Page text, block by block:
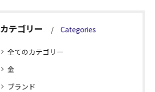
カテゴリー Categories
全てのカテゴリー
金
ブランド